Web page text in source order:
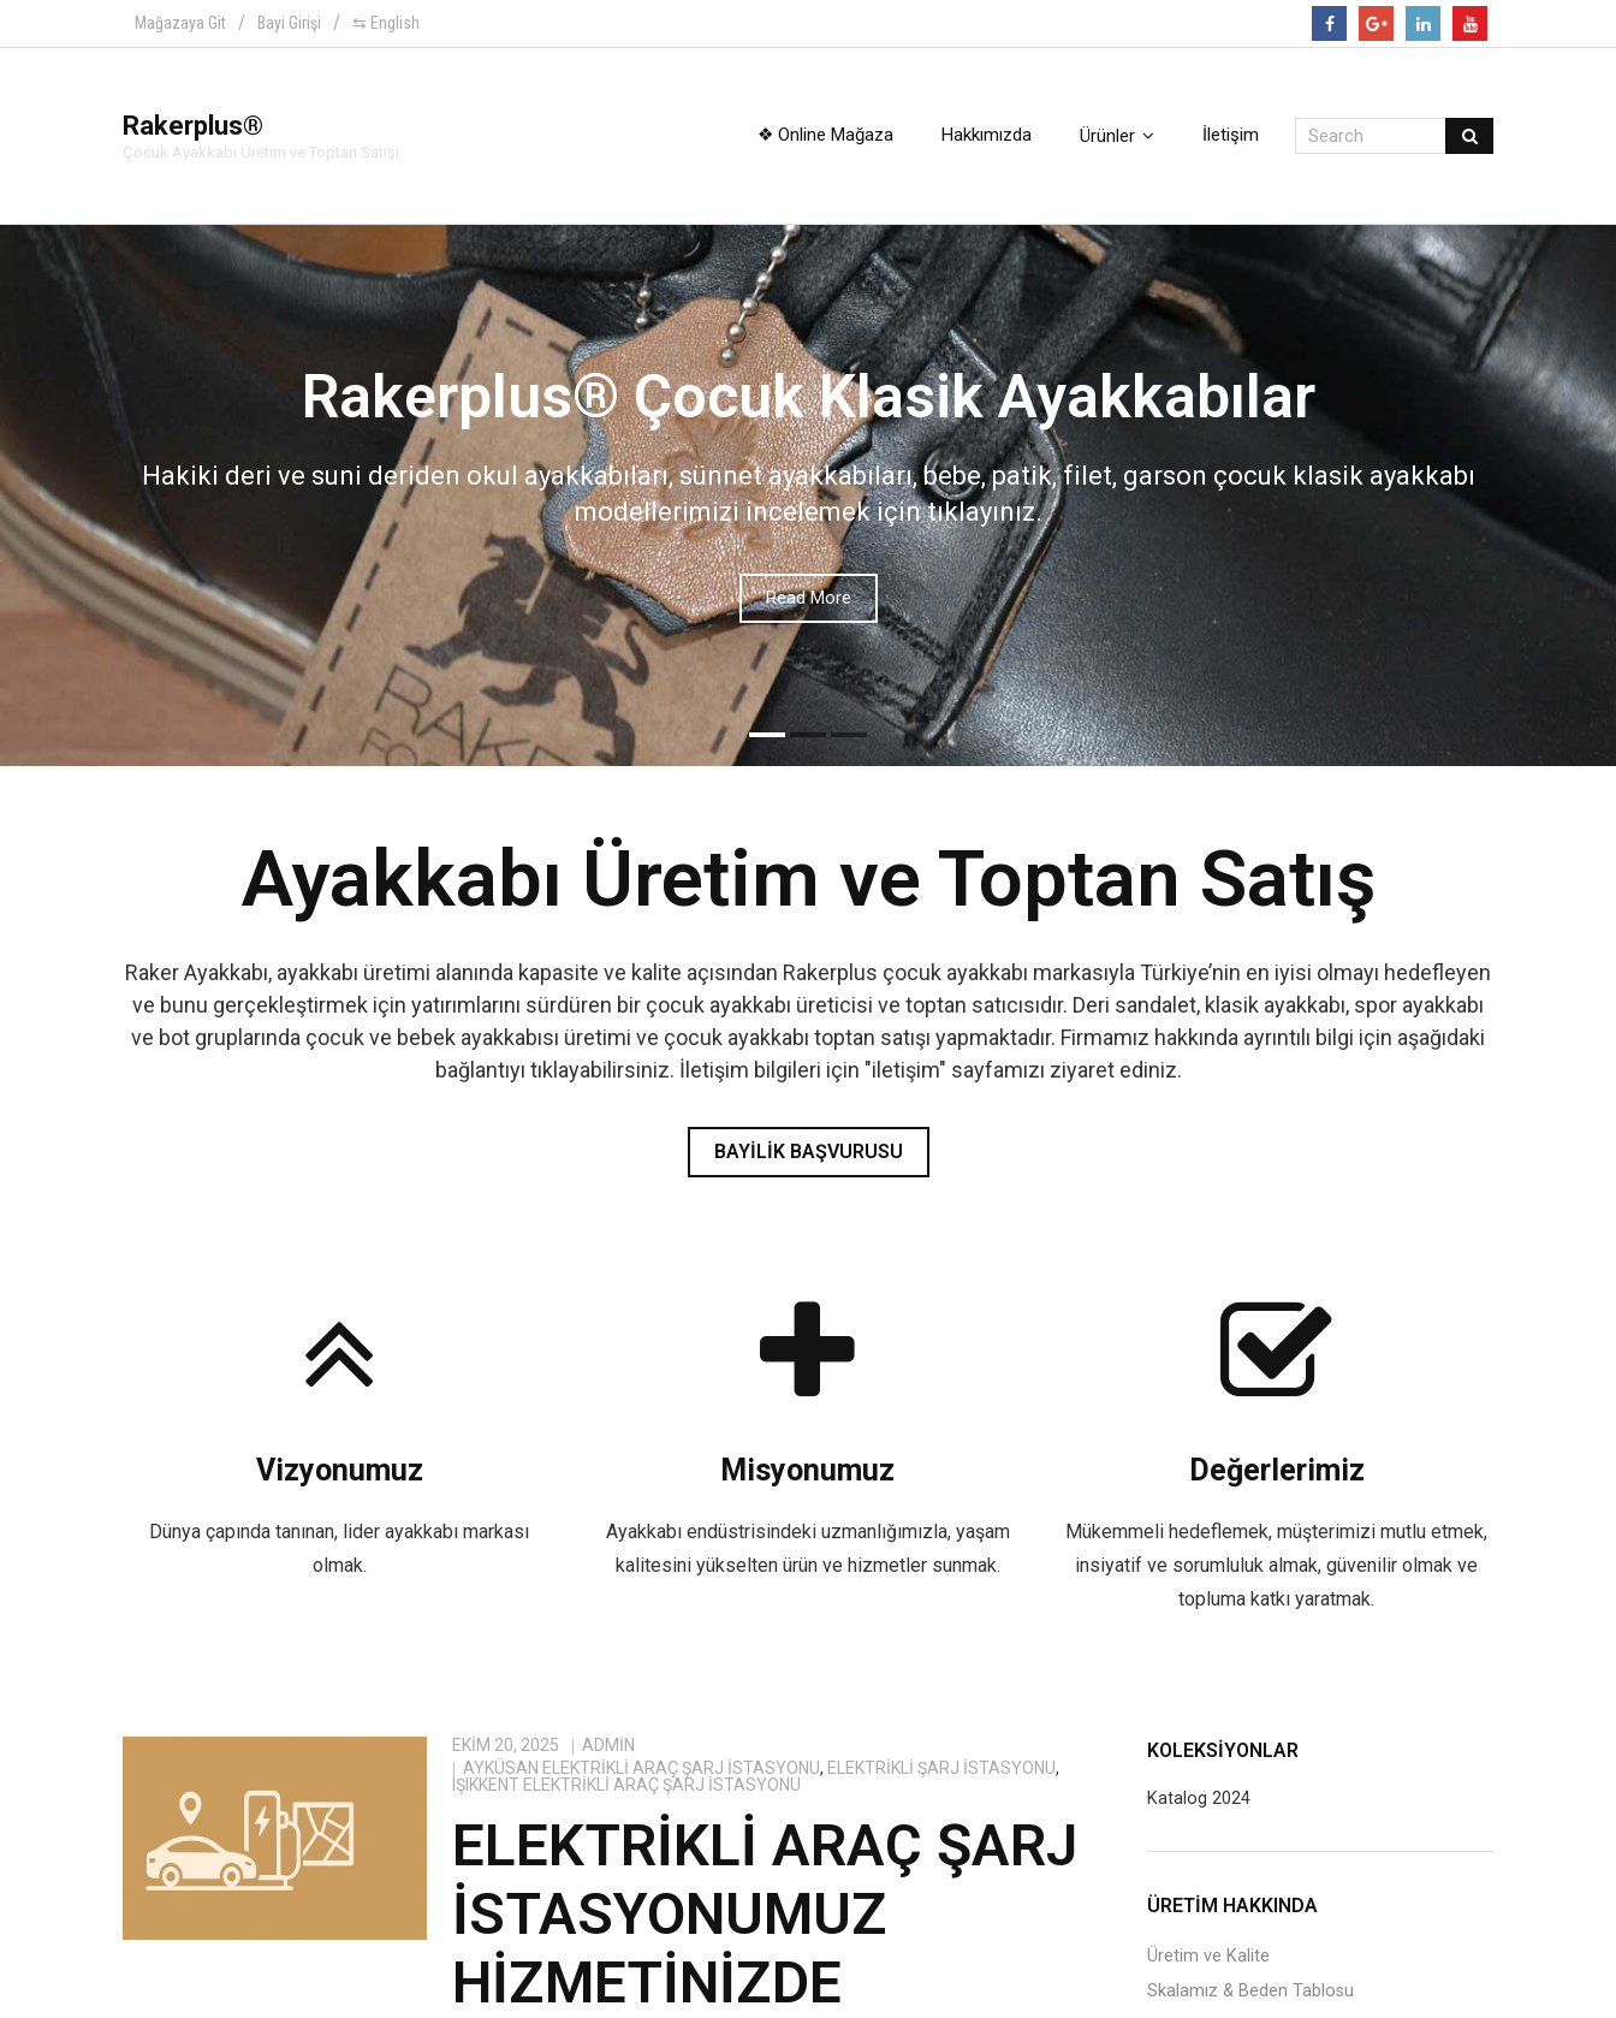
Mağazaya Git Bayi Girişi ⇆ English
Rakerplus®
Çocuk Ayakkabı Üretim ve Toptan Satışı
❖ Online Mağaza Hakkımızda Ürünler İletişim
Ayakkabı Üretim ve Toptan Satış
Raker Ayakkabı, ayakkabı üretimi alanında kapasite ve kalite açısından Rakerplus çocuk ayakkabı markasıyla Türkiye’nin en iyisi olmayı hedefleyen
ve bunu gerçekleştirmek için yatırımlarını sürdüren bir çocuk ayakkabı üreticisi ve toptan satıcısıdır. Deri sandalet, klasik ayakkabı, spor ayakkabı
ve bot gruplarında çocuk ve bebek ayakkabısı üretimi ve çocuk ayakkabı toptan satışı yapmaktadır. Firmamız hakkında ayrıntılı bilgi için aşağıdaki
bağlantıyı tıklayabilirsiniz. İletişim bilgileri için "iletişim" sayfamızı ziyaret ediniz.
BAYILIK BAŞVURUSU
Vizyonumuz
Dünya çapında tanınan, lider ayakkabı markası
olmak.
Misyonumuz
Ayakkabı endüstrisindeki uzmanlığımızla, yaşam
kalitesini yükselten ürün ve hizmetler sunmak.
Değerlerimiz
Mükemmeli hedeflemek, müşterimizi mutlu etmek,
insiyatif ve sorumluluk almak, güvenilir olmak ve
topluma katkı yaratmak.
EKIM 20, 2025
ADMIN
AYKÜSAN ELEKTRIKLI ARAÇ ŞARJ İSTASYONU, ELEKTRIKLI ŞARJ İSTASYONU,
IŞIKKENT ELEKTRIKLI ARAÇ ŞARJ İSTASYONU
ELEKTRIKLI ARAÇ ŞARJ
İSTASYONUMUZ
HIZMETINIZDE
KOLEKSIYONLAR
Katalog 2024
ÜRETİM HAKKINDA
Üretim ve Kalite
Skalamız & Beden Tablosu